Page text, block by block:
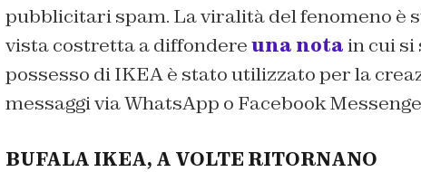
pubblicitari spam. La viralità del fenomeno è
vista costretta a diffondereuna notain cui si
possesso di IKEA è stato utilizzato per la
messaggi via WhatsApp o Facebook
BUFALA IKEA, A VOLTE RITORNANO